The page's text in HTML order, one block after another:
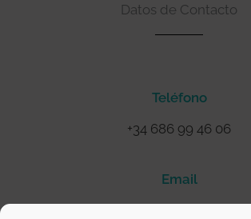
Datos de Contacto
Teléfono
+34 686 99 46 06
Email